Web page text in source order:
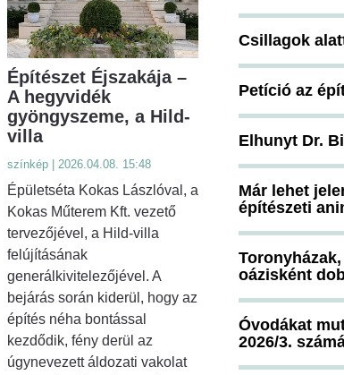
Építészet Éjszakája –
A hegyvidék
gyöngyszeme, a Hild-
villa
színkép | 2026.04.08. 15:48
Épületséta Kokas Lászlóval, a
Kokas Műterem Kft. vezető
tervezőjével, a Hild-villa
felújításának
generálkivitelezőjével. A
bejárás során kiderül, hogy az
építés néha bontással
kezdődik, fény derül az
úgynevezett áldozati vakolat
Csillagok
Petíció az
Elhunyt Dr.
Már lehet
építészeti
oázisként
Óvodákat
2026/3.